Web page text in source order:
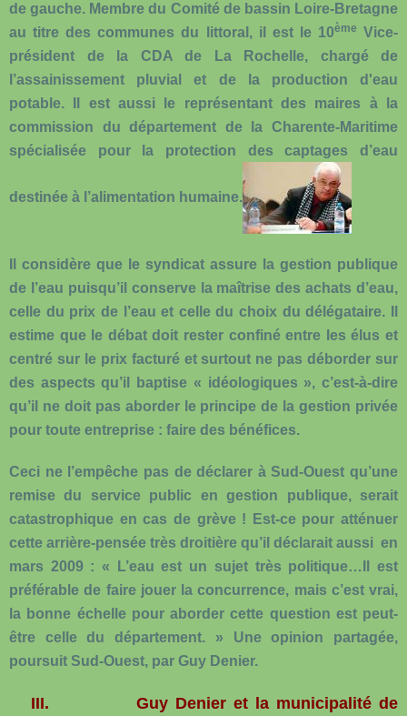
de gauche. Membre du Comité de bassin Loire-Bretagne
au titre des communes du littoral, il est le 10ème Vice-
président de la CDA de La Rochelle, chargé de
l’assainissement pluvial et de la production d'eau
potable. Il est aussi le représentant des maires à la
commission du département de la Charente-Maritime
spécialisée pour la protection des captages d’eau
destinée à l’alimentation humaine.
Il considère que le syndicat assure la gestion publique
de l’eau puisqu’il conserve la maîtrise des achats d’eau,
celle du prix de l’eau et celle du choix du délégataire. Il
estime que le débat doit rester confiné entre les élus et
centré sur le prix facturé et surtout ne pas déborder sur
des aspects qu’il baptise « idéologiques », c’est-à-dire
qu’il ne doit pas aborder le principe de la gestion privée
pour toute entreprise : faire des bénéfices.
Ceci ne l’empêche pas de déclarer à Sud-Ouest qu’une
remise du service public en gestion publique, serait
catastrophique en cas de grève ! Est-ce pour atténuer
cette arrière-pensée très droitière qu’il déclarait aussi en
mars 2009 : « L’eau est un sujet très politique…Il est
préférable de faire jouer la concurrence, mais c’est vrai,
la bonne échelle pour aborder cette question est peut-
être celle du département. » Une opinion partagée,
poursuit Sud-Ouest, par Guy Denier.
III.
Guy Denier et la municipalité de